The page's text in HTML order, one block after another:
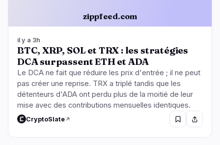
zippfeed.com
il y a 3h
BTC, XRP, SOL et TRX : les stratégies
DCA surpassent ETH et ADA
Le DCA ne fait que réduire les prix d'entrée ; il ne peut
pas créer une reprise. TRX a triplé tandis que les
détenteurs d'ADA ont perdu plus de la moitié de leur
mise avec des contributions mensuelles identiques.
CryptoSlate